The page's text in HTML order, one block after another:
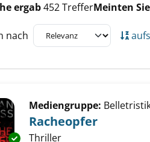
ergab452 TrefferMeinten
nach
Exemplar-Details von
Mediengruppe:
Racheopfer
Thriller